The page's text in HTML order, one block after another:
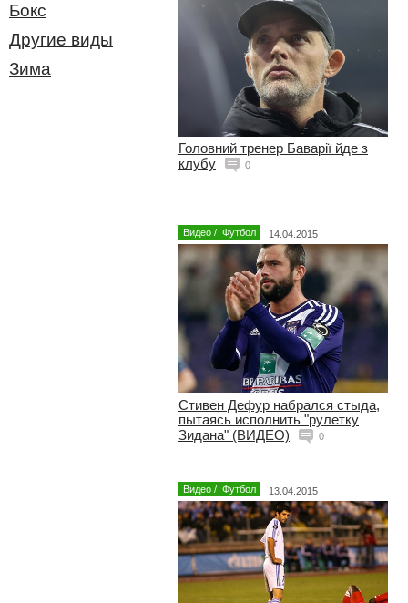
Бокс
Другие виды
Зима
Головний тренер Баварії йде з
клубу
0
Видео / Футбол 14.04.2015
Стивен Дефур набрался стыда,
пытаясь исполнить "рулетку
Зидана" (ВИДЕО)
0
Видео / Футбол 13.04.2015